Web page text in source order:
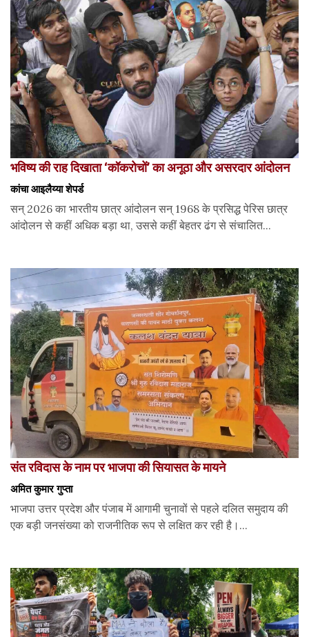
भविष्य की राह दिखाता ‘कॉकरोचों’ का अनूठा और असरदार आंदोलन
कांचा आइलैय्या शेपर्ड
सन् 2026 का भारतीय छात्र आंदोलन सन् 1968 के प्रसिद्ध पेरिस छात्र
आंदोलन से कहीं अधिक बड़ा था, उससे कहीं बेहतर ढंग से संचालित...
संत रविदास के नाम पर भाजपा की सियासत के मायने
अमित कुमार गुप्ता
भाजपा उत्तर प्रदेश और पंजाब में आगामी चुनावों से पहले दलित समुदाय की
एक बड़ी जनसंख्या को राजनीतिक रूप से लक्षित कर रही है।...